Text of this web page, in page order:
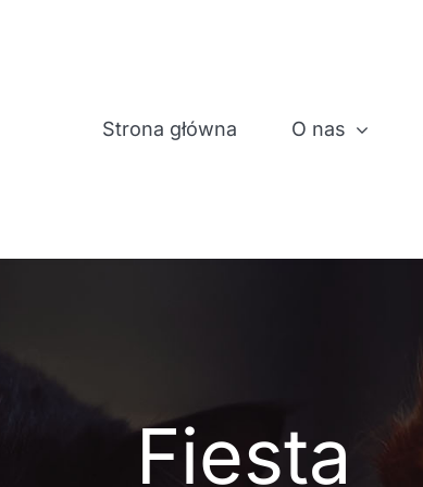
Strona główna O nas
Fiesta